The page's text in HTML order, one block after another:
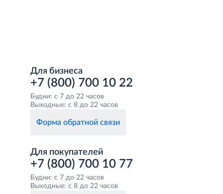
Для бизнеса
+7 (800) 700 10 22
Будни: с 7 до 22 часов
Выходные: с 8 до 22 часов
Форма обратной связи
Для покупателей
+7 (800) 700 10 77
Будни: с 7 до 22 часов
Выходные: с 8 до 22 часов